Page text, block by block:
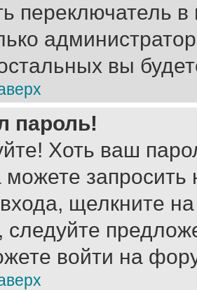
переключатель
вы
пароль!
Хоть ваш
можете
щелкните
следуйте
войти на